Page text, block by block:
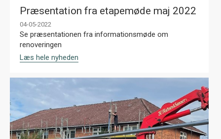
Præsentation fra etapemøde maj 2022
04-05-2022
Se præsentationen fra informationsmøde om
renoveringen
Læs hele nyheden